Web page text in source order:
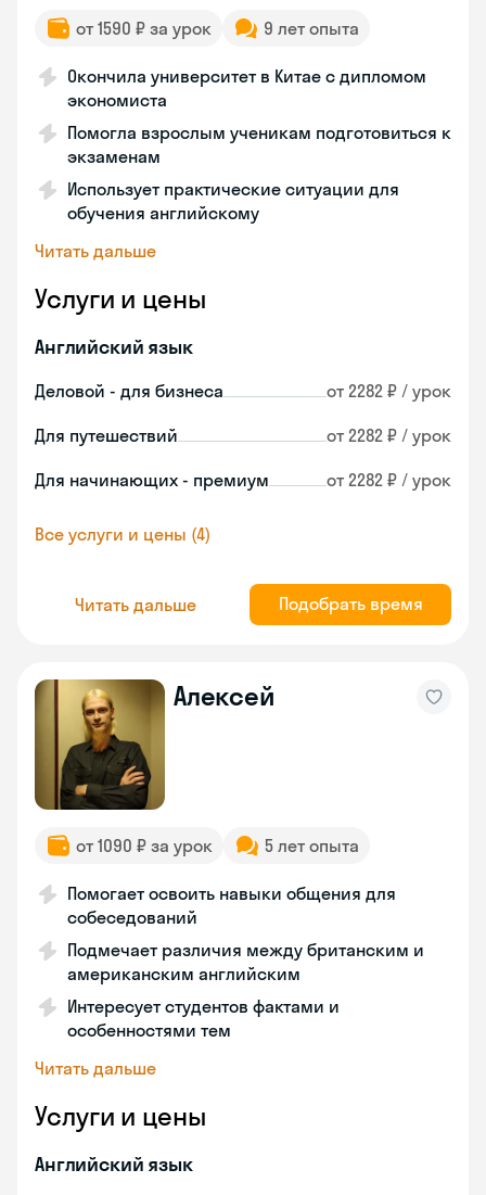
от 1590 ₽ за урок 9 лет опыта
Окончила университет в Китае с дипломом
экономиста
Помогла взрослым ученикам подготовиться к
экзаменам
Использует практические ситуации для
обучения английскому
Читать дальше
Услуги и цены
Английский язык
Деловой - для бизнеса от 2282 ₽ / урок
Для путешествий от 2282 ₽ / урок
Для начинающих - премиум от 2282 ₽ / урок
Все услуги и цены (4)
Читать дальше Подобрать время
Алексей
от 1090 ₽ за урок 5 лет опыта
Помогает освоить навыки общения для
собеседований
Подмечает различия между британским и
американским английским
Интересует студентов фактами и
особенностями тем
Читать дальше
Услуги и цены
Английский язык